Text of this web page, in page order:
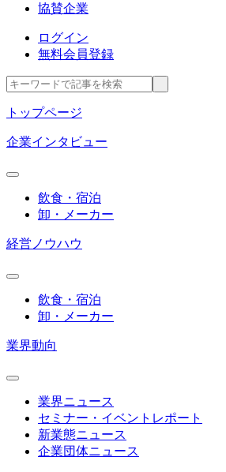
協賛企業
ログイン
無料会員登録
トップページ
企業インタビュー
飲食・宿泊
卸・メーカー
経営ノウハウ
飲食・宿泊
卸・メーカー
業界動向
業界ニュース
セミナー・イベントレポート
新業態ニュース
企業団体ニュース